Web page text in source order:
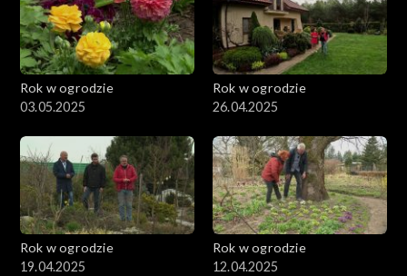
Rok w ogrodzie
03.05.2025
Rok w ogrodzie
26.04.2025
Rok w ogrodzie
19.04.2025
Rok w ogrodzie
12.04.2025